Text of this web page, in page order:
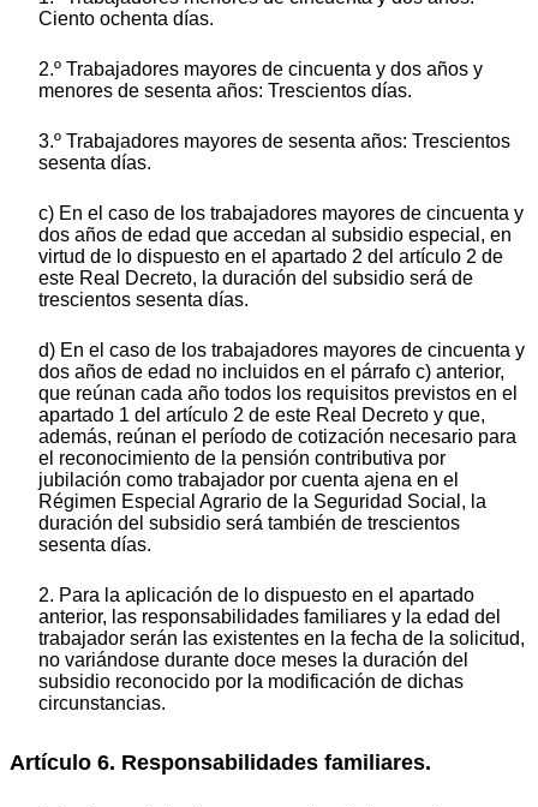
Ciento ochenta días.
2.º Trabajadores mayores de cincuenta y dos años y
menores de sesenta años: Trescientos días.
3.º Trabajadores mayores de sesenta años: Trescientos
sesenta días.
c) En el caso de los trabajadores mayores de cincuenta y
dos años de edad que accedan al subsidio especial, en
virtud de lo dispuesto en el apartado 2 del artículo 2 de
este Real Decreto, la duración del subsidio será de
trescientos sesenta días.
d) En el caso de los trabajadores mayores de cincuenta y
dos años de edad no incluidos en el párrafo c) anterior,
que reúnan cada año todos los requisitos previstos en el
apartado 1 del artículo 2 de este Real Decreto y que,
además, reúnan el período de cotización necesario para
el reconocimiento de la pensión contributiva por
jubilación como trabajador por cuenta ajena en el
Régimen Especial Agrario de la Seguridad Social, la
duración del subsidio será también de trescientos
sesenta días.
2. Para la aplicación de lo dispuesto en el apartado
anterior, las responsabilidades familiares y la edad del
trabajador serán las existentes en la fecha de la solicitud,
no variándose durante doce meses la duración del
subsidio reconocido por la modificación de dichas
circunstancias.
Artículo 6. Responsabilidades familiares.